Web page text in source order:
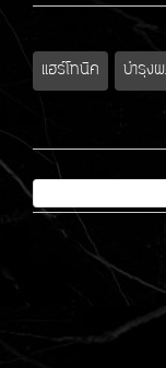
แฮร์โทนิค บำรุง